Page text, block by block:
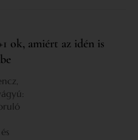
ok, amiért az idén is